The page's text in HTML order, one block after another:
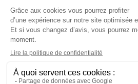
jusqu'au Samedi à 09:30
Rougier et Plé 2024 Copyright
Mentions légales
Conditions générales des ventes